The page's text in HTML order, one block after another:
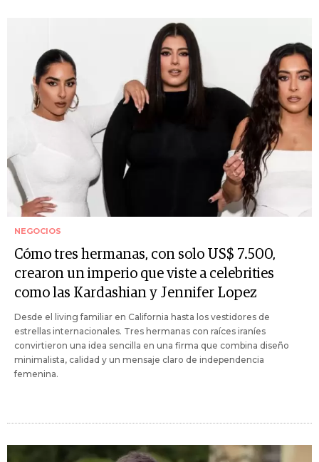
NEGOCIOS
Cómo tres hermanas, con solo US$ 7.500,
crearon un imperio que viste a celebrities
como las Kardashian y Jennifer Lopez
Desde el living familiar en California hasta los vestidores de
estrellas internacionales. Tres hermanas con raíces iraníes
convirtieron una idea sencilla en una firma que combina diseño
minimalista, calidad y un mensaje claro de independencia
femenina.